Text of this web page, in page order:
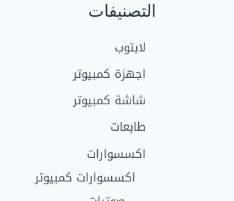
التصنيفات
لابتوب
اجهزة كمبيوتر
شاشة كمبيوتر
طابعات
اكسسوارات
اكسسوارات كمبيوتر